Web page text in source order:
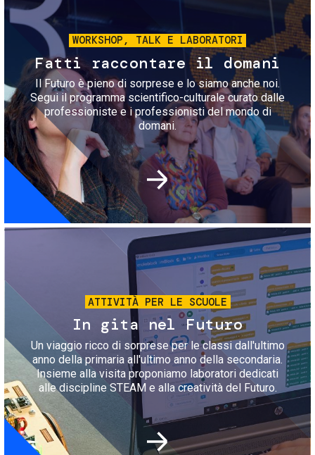
WORKSHOP, TALK E LABORATORI
Fatti raccontare il domani
Il Futuro è pieno di sorprese e lo siamo anche noi.
Segui il programma scientifico-culturale curato dalle
professioniste e i professionisti del mondo di
domani.
Immagine
ATTIVITÀ PER LE SCUOLE
In gita nel Futuro
Un viaggio ricco di sorprese per le classi dall'ultimo
anno della primaria all'ultimo anno della secondaria.
Insieme alla visita proponiamo laboratori dedicati
alle discipline STEAM e alla creatività del Futuro.